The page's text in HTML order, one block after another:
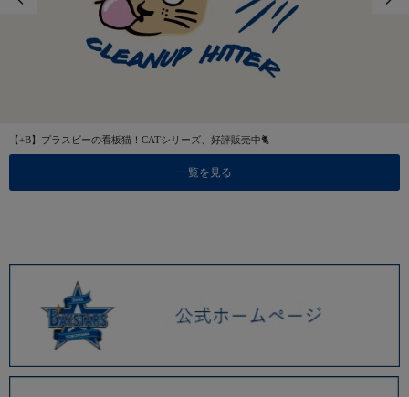
【+B】プラスビーの看板猫！CATシリーズ、好評販売中🐈
一覧を見る